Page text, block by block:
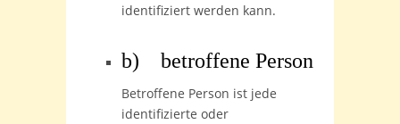
identifiziert werden kann.
b) betroffene Person
Betroffene Person ist jede
identifizierte oder